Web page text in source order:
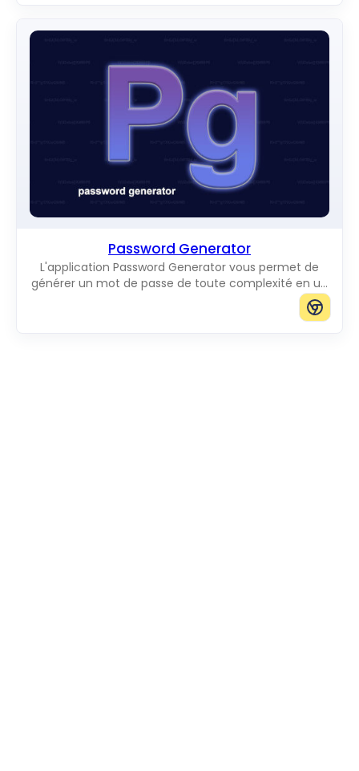
Password Generator
L'application Password Generator vous permet de
générer un mot de passe de toute complexité en un